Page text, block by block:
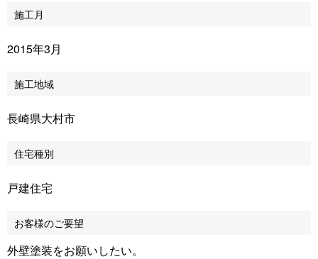
施工月
2015年3月
施工地域
長崎県大村市
住宅種別
戸建住宅
お客様のご要望
外壁塗装をお願いしたい。